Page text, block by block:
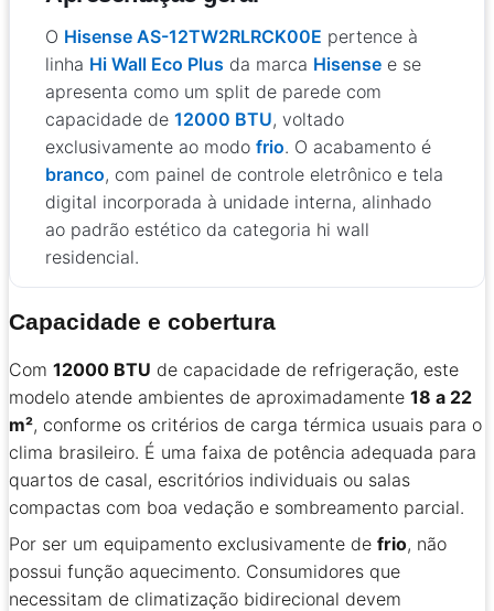
O Hisense AS-12TW2RLRCK00E pertence à
linha Hi Wall Eco Plus da marca Hisense e se
apresenta como um split de parede com
capacidade de 12000 BTU, voltado
exclusivamente ao modo frio. O acabamento é
branco, com painel de controle eletrônico e tela
digital incorporada à unidade interna, alinhado
ao padrão estético da categoria hi wall
residencial.
Capacidade e cobertura
Com 12000 BTU de capacidade de refrigeração, este
modelo atende ambientes de aproximadamente 18 a 22
m², conforme os critérios de carga térmica usuais para o
clima brasileiro. É uma faixa de potência adequada para
quartos de casal, escritórios individuais ou salas
compactas com boa vedação e sombreamento parcial.
Por ser um equipamento exclusivamente de frio, não
possui função aquecimento. Consumidores que
necessitam de climatização bidirecional devem